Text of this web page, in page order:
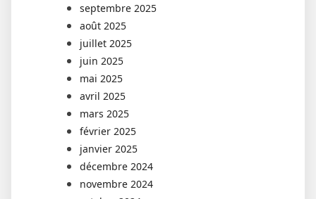
septembre 2025
août 2025
juillet 2025
juin 2025
mai 2025
avril 2025
mars 2025
février 2025
janvier 2025
décembre 2024
novembre 2024